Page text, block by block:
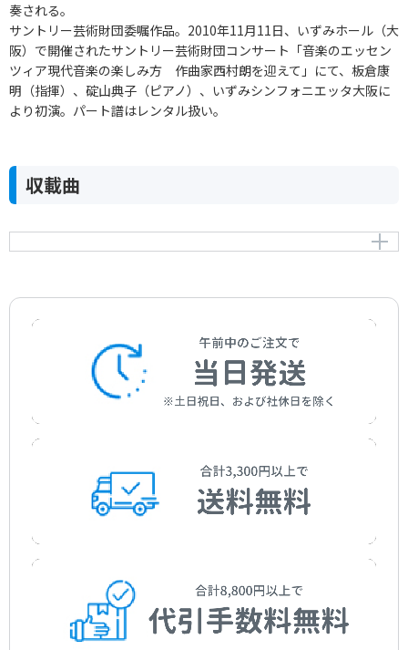
奏される。
サントリー芸術財団委嘱作品。2010年11月11日、いずみホール（大
阪）で開催されたサントリー芸術財団コンサート「音楽のエッセン
ツィア現代音楽の楽しみ方 作曲家西村朗を迎えて」にて、板倉康
明（指揮）、碇山典子（ピアノ）、いずみシンフォニエッタ大阪に
より初演。パート譜はレンタル扱い。
収載曲
ピアノと室内オーケストラのための〈ヴィシュヌの臍〉
作曲者：西村 朗